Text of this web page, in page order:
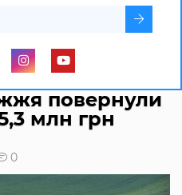
повернули
млн грн
0